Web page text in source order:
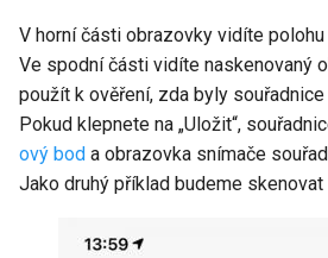
V horní části obrazovky vidíte polohu
Ve spodní části vidíte naskenovaný
použít k ověření, zda byly souřadnice
Pokud klepnete na „Uložit“,
ový bod a obrazovka snímače
Jako druhý příklad budeme skenovat